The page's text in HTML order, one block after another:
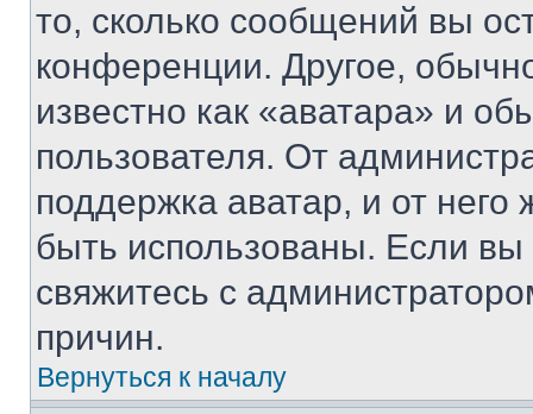
то, сколько сообщений вы
конференции. Другое,
известно как «аватара» и
пользователя. От
поддержка аватар, и от него
быть использованы. Если
свяжитесь с
причин.
Вернуться к началу